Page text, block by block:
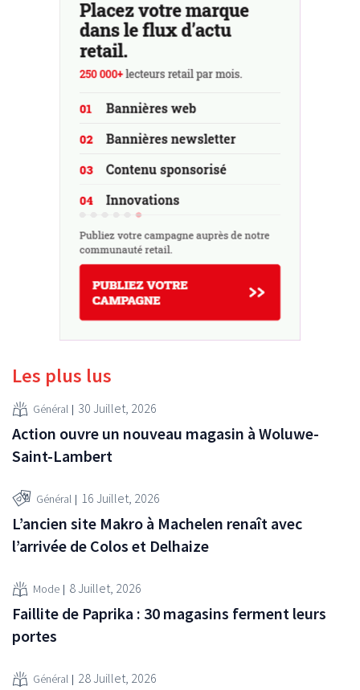
Les plus lus
Général 30 Juillet, 2026
Action ouvre un nouveau magasin à Woluwe-
Saint-Lambert
Général 16 Juillet, 2026
L’ancien site Makro à Machelen renaît avec
l’arrivée de Colos et Delhaize
Mode 8 Juillet, 2026
Faillite de Paprika : 30 magasins ferment leurs
portes
Général 28 Juillet, 2026